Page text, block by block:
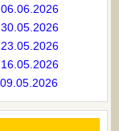
06.06.2026
30.05.2026
23.05.2026
16.05.2026